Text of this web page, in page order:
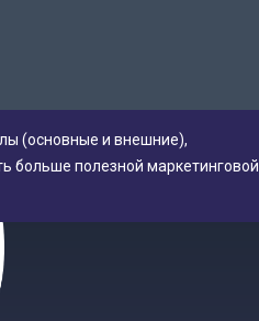
(основные и внешние),
больше полезной маркетинговой